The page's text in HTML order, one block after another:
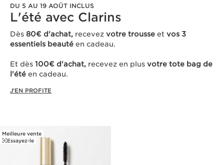
DU 5 AU 19 AOÛT INCLUS
L'été avec Clarins ​
Dès 80€ d'achat, recevez votre trousse et vos 3
essentiels beauté en cadeau​.
Et dès 100€ d'achat, recevez en plus votre tote bag de
l'été en cadeau.
J'EN PROFITE
Meilleure vente
Essayez-le